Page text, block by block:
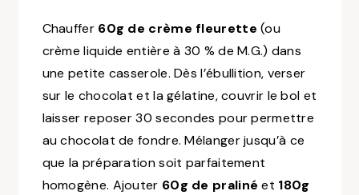
Chauffer 60g de crème fleurette (ou
crème liquide entière à 30 % de M.G.) dans
une petite casserole. Dès l’ébullition, verser
sur le chocolat et la gélatine, couvrir le bol et
laisser reposer 30 secondes pour permettre
au chocolat de fondre. Mélanger jusqu’à ce
que la préparation soit parfaitement
homogène. Ajouter 60g de praliné et 180g